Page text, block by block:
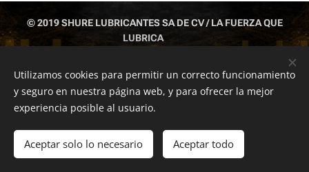
Añadir a la cesta
© 2019 SHURE LUBRICANTES SA DE CV / LA FUERZA QUE
LUBRICA
Cookies
Utilizamos cookies para permitir un correcto funcionamiento
y seguro en nuestra página web, y para ofrecer la mejor
experiencia posible al usuario.
Aceptar solo lo necesario Aceptar todo